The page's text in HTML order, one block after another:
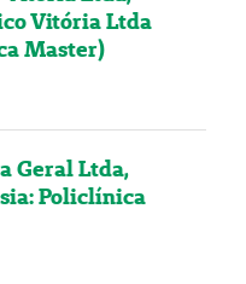
Vitória Ltda
Master)
Geral Ltda,
Policlínica